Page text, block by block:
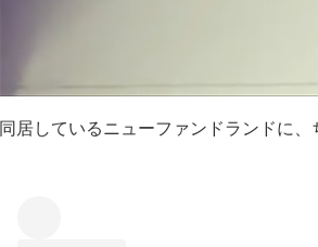
同居しているニューファンドランドに